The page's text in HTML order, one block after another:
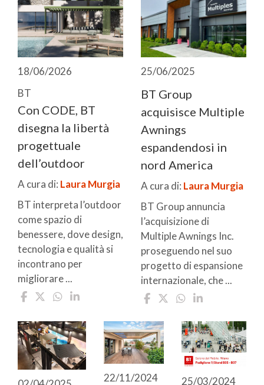
18/06/2026
BT
Con CODE, BT
disegna la libertà
progettuale
dell’outdoor
A cura di: Laura Murgia
BT interpreta l’outdoor
come spazio di
benessere, dove design,
tecnologia e qualità si
incontrano per
migliorare ...
25/06/2025
BT Group
acquisisce Multiple
Awnings
espandendosi in
nord America
A cura di: Laura Murgia
BT Group annuncia
l’acquisizione di
Multiple Awnings Inc.
proseguendo nel suo
progetto di espansione
internazionale, che ...
22/11/2024 25/03/2024